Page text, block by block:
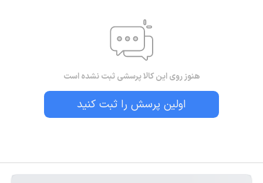
هنوز روی این کالا پرسشی ثبت نشده است
اولین پرسش را ثبت کنید